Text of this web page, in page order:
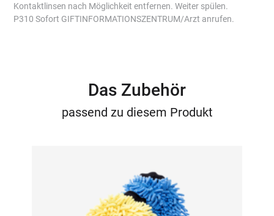
Kontaktlinsen nach Möglichkeit entfernen. Weiter spülen.
P310 Sofort GIFTINFORMATIONSZENTRUM/Arzt anrufen.
Das Zubehör
passend zu diesem Produkt